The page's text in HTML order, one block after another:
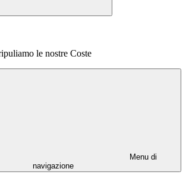
le nostre Coste
Menu di
navigazione